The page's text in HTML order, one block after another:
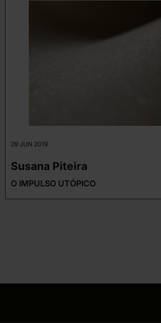
29 JUN 2019
Susana Piteira
O IMPULSO UTÓPICO